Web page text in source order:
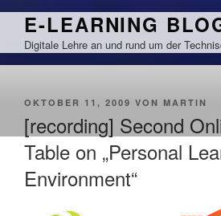
Zum
springen
E-LEARNING
Digitale Lehre an und rund um der
VERÖFFENTLICHT
OKTOBER 11, 2009 VON MARTIN
[recording] Second
Table on „Personal
Environment“